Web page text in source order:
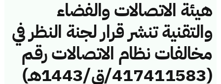
هيئة الاتصالات والفضاء
والتقنية تنشر قرار لجنة النظر في
مخالفات نظام الاتصالات رقم
(417411583/ق/1443هـ)